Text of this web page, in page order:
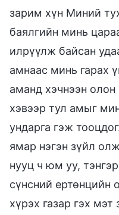
зарим хүн Миний
баялгийн минь
илрүүлж байсан
амнаас минь гарах
аманд хэчнээн олон
хэвээр тул амыг
ундарга гэж
ямар нэгэн зүйл
нууц ч юм уу,
сүнсний ертөнцийн
хүрэх газар гэх мэт